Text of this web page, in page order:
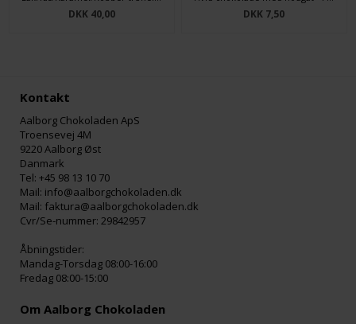
DKK 40,00 DKK 7,50
Kontakt
Aalborg Chokoladen ApS
Troensevej 4M
9220 Aalborg Øst
Danmark
Tel: +45 98 13 10 70
Mail: info@aalborgchokoladen.dk
Mail: faktura@aalborgchokoladen.dk
Cvr/Se-nummer: 29842957
Åbningstider:
Mandag-Torsdag 08:00-16:00
Fredag 08:00-15:00
Om Aalborg Chokoladen